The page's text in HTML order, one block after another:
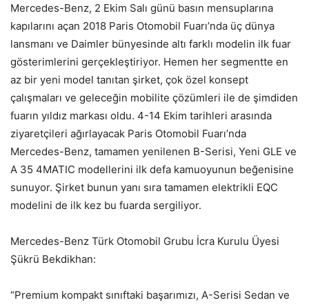
Mercedes-Benz, 2 Ekim Salı günü basın mensuplarına
kapılarını açan 2018 Paris Otomobil Fuarı’nda üç dünya
lansmanı ve Daimler bünyesinde altı farklı modelin ilk fuar
gösterimlerini gerçekleştiriyor. Hemen her segmentte en
az bir yeni model tanıtan şirket, çok özel konsept
çalışmaları ve geleceğin mobilite çözümleri ile de şimdiden
fuarın yıldız markası oldu. 4-14 Ekim tarihleri arasında
ziyaretçileri ağırlayacak Paris Otomobil Fuarı’nda
Mercedes-Benz, tamamen yenilenen B-Serisi, Yeni GLE ve
A 35 4MATIC modellerini ilk defa kamuoyunun beğenisine
sunuyor. Şirket bunun yanı sıra tamamen elektrikli EQC
modelini de ilk kez bu fuarda sergiliyor.
Mercedes-Benz Türk Otomobil Grubu İcra Kurulu Üyesi
Şükrü Bekdikhan:
“Premium kompakt sınıftaki başarımızı, A-Serisi Sedan ve